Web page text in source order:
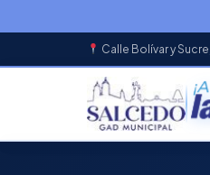
Calle Bolívar y